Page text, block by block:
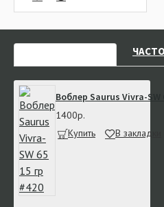
Воблер Saurus Vivra-SW
1400р.
Купить
В закладки